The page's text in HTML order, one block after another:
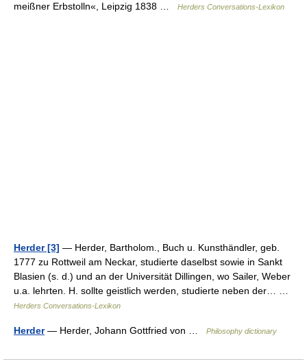
meißner Erbstolln«, Leipzig 1838 …
Herders Conversations-Lexikon
Herder [3] — Herder, Bartholom., Buch u. Kunsthändler, geb.
1777 zu Rottweil am Neckar, studierte daselbst sowie in Sankt
Blasien (s. d.) und an der Universität Dillingen, wo Sailer, Weber
u.a. lehrten. H. sollte geistlich werden, studierte neben der… …
Herders Conversations-Lexikon
Herder— Herder, Johann Gottfried von … Philosophy dictionary